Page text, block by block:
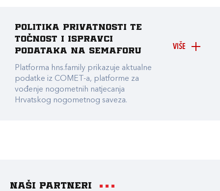
VIŠE
Politika privatnosti te
točnost i ispravci
podataka na Semaforu
Platforma hns.family prikazuje aktualne
podatke iz COMET-a, platforme za
vođenje nogometnih natjecanja
Hrvatskog nogometnog saveza.
Naši partneri